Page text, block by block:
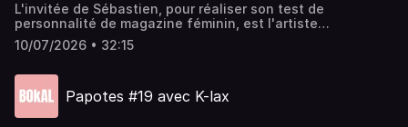
Reims.⁠⁠⁠⁠⁠⁠⁠⁠⁠⁠⁠⁠⁠⁠⁠Instagram ⁠⁠⁠⁠⁠⁠⁠⁠bokal⁠⁠⁠⁠⁠⁠⁠⁠ / ⁠⁠⁠⁠⁠⁠⁠⁠Gokaiju ⁠⁠⁠⁠⁠⁠⁠⁠Tous les podcasts et
l'agenda culturel sur ⁠⁠⁠⁠⁠⁠⁠⁠bokalreims.fr⁠⁠⁠⁠⁠⁠⁠⁠Musique : ⁠⁠⁠⁠⁠⁠⁠⁠Fear of
Tigers⁠⁠⁠⁠⁠⁠⁠⁠Visuel : ⁠⁠⁠⁠⁠⁠⁠⁠Gokaiju⁠⁠⁠⁠⁠⁠⁠⁠Jingle Fin : ⁠⁠⁠⁠⁠⁠⁠⁠Laure Sadier ⁠⁠⁠⁠⁠/
⁠⁠⁠⁠⁠Gustine⁠⁠⁠⁠⁠⁠⁠⁠Montage : ⁠Olivier Fourn⁠y
L'invitée de ⁠⁠⁠⁠⁠⁠⁠⁠⁠⁠⁠⁠Sébastien,⁠⁠⁠⁠⁠⁠⁠⁠⁠⁠⁠⁠ pour réaliser son test de
personnalité de magazine féminin, est l'artiste
pluridisciplinaire Lea KoehlhoefferInstagram de
⁠⁠⁠⁠⁠⁠⁠⁠⁠⁠⁠⁠⁠⁠⁠⁠⁠⁠⁠⁠⁠⁠⁠Bokal⁠⁠⁠⁠⁠⁠⁠⁠⁠⁠⁠⁠⁠⁠⁠⁠⁠⁠⁠⁠⁠⁠⁠Montage : ⁠⁠⁠⁠⁠Barth le CozVoix off : ⁠⁠⁠⁠⁠⁠⁠⁠⁠⁠⁠⁠⁠⁠⁠⁠Laure Sadier⁠⁠⁠⁠⁠⁠⁠⁠⁠⁠⁠⁠⁠⁠⁠⁠Jingle
Akstudio
10/07/2026 • 32:15
Papotes #19 avec K-lax